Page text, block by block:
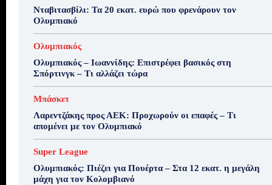
Νταβιτασβίλι: Τα 20 εκατ. ευρώ που φρενάρουν τον
Ολυμπιακό
Ολυμπιακός
Ολυμπιακός – Ιωαννίδης: Επιστρέφει βασικός στη
Σπόρτινγκ – Τι αλλάζει τώρα
Μπάσκετ
Λαρεντζάκης προς ΑΕΚ: Προχωρούν οι επαφές – Τι
απομένει με τον Ολυμπιακό
Super League
Ολυμπιακός: Πιέζει για Πουέρτα – Στα 12 εκατ. η μεγάλη
μάχη για τον Κολομβιανό